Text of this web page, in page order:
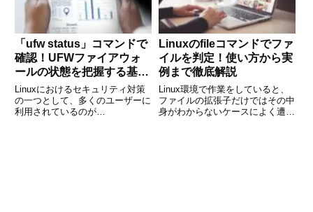
「ufw status」コマンドで
確認！UFWファイアウォ
ールの状態を把握する基本
と応用
Linuxにおけるセキュリティ対策
の一つとして、多くのユーザーに
利用されているのが
Linuxのfileコマンドでファ
イルを判定！使い方から実
例まで徹底解説
Linux環境で作業をしていると、
ファイルの拡張子だけではその中
身がわからないケースによく遭遇